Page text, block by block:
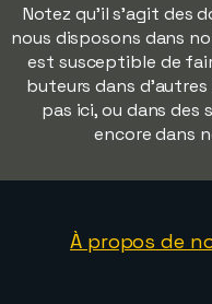
Notez qu'il s'agit des
nous disposons dans
est susceptible de
buteurs dans
pas ici, ou dans des
encore dans
À propos de